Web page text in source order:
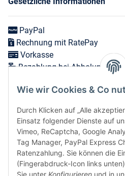
Wie wir Cookies & Co
Durch Klicken auf „Alle
Einsatz folgender Dienste auf
Vimeo, ReCaptcha, Google
Tag Manager, PayPal Express
Ratenzahlung. Sie können die
(Fingerabdruck-Icon links
Sie unter Konfigurieren und in
PayPal
Rechnung mit RatePay
Vorkasse
Bezahlung bei Abholung vor
Versand in 1-3 Werktagen
Expressversand zum nächsten
bis 12 Uhr möglich
Vertrag